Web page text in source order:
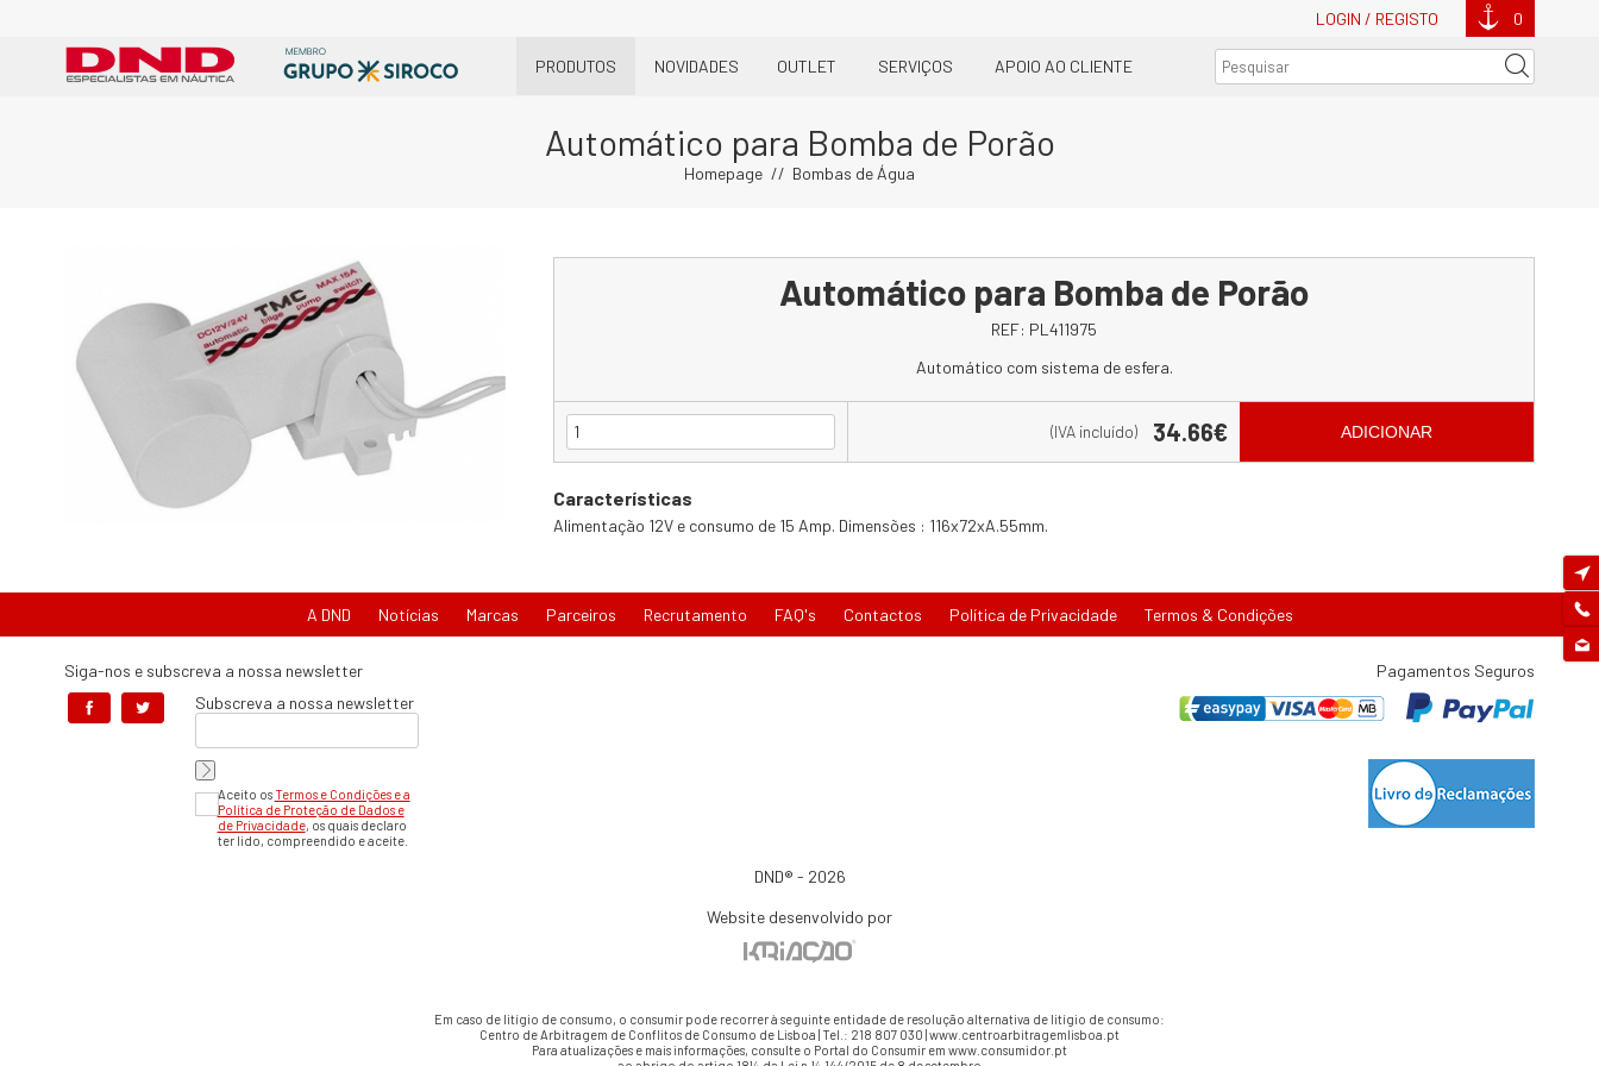
LOGIN / REGISTO 0
PRODUTOS NOVIDADES OUTLET SERVIÇOS APOIO AO CLIENTE
Automático para Bomba de Porão
Homepage Bombas de Água
Automático para Bomba de Porão
REF: PL411975
Automático com sistema de esfera.
(IVA incluído) 34.66€ ADICIONAR
Características
Alimentação 12V e consumo de 15 Amp. Dimensões : 116x72xA.55mm.
A DND Notícias Marcas Parceiros Recrutamento FAQ's Contactos Política de Privacidade Termos & Condições
Siga-nos e subscreva a nossa newsletter
Subscreva a nossa newsletter
Aceito osTermos e Condições e a
Política de Proteção de Dados e
de Privacidade, os quais declaro
ter lido, compreendido e aceite.
Pagamentos Seguros
DND® - 2026
Website desenvolvido por
Em caso de litígio de consumo, o consumir pode recorrer à seguinte entidade de resolução alternativa de litígio de consumo:
Centro de Arbitragem de Conflitos de Consumo de Lisboa | Tel.: 218 807 030 | www.centroarbitragemlisboa.pt
Para atualizações e mais informações, consulte o Portal do Consumir em www.consumidor.pt